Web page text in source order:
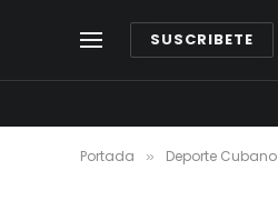
SUSCRIBETE
Portada » Deporte Cubano